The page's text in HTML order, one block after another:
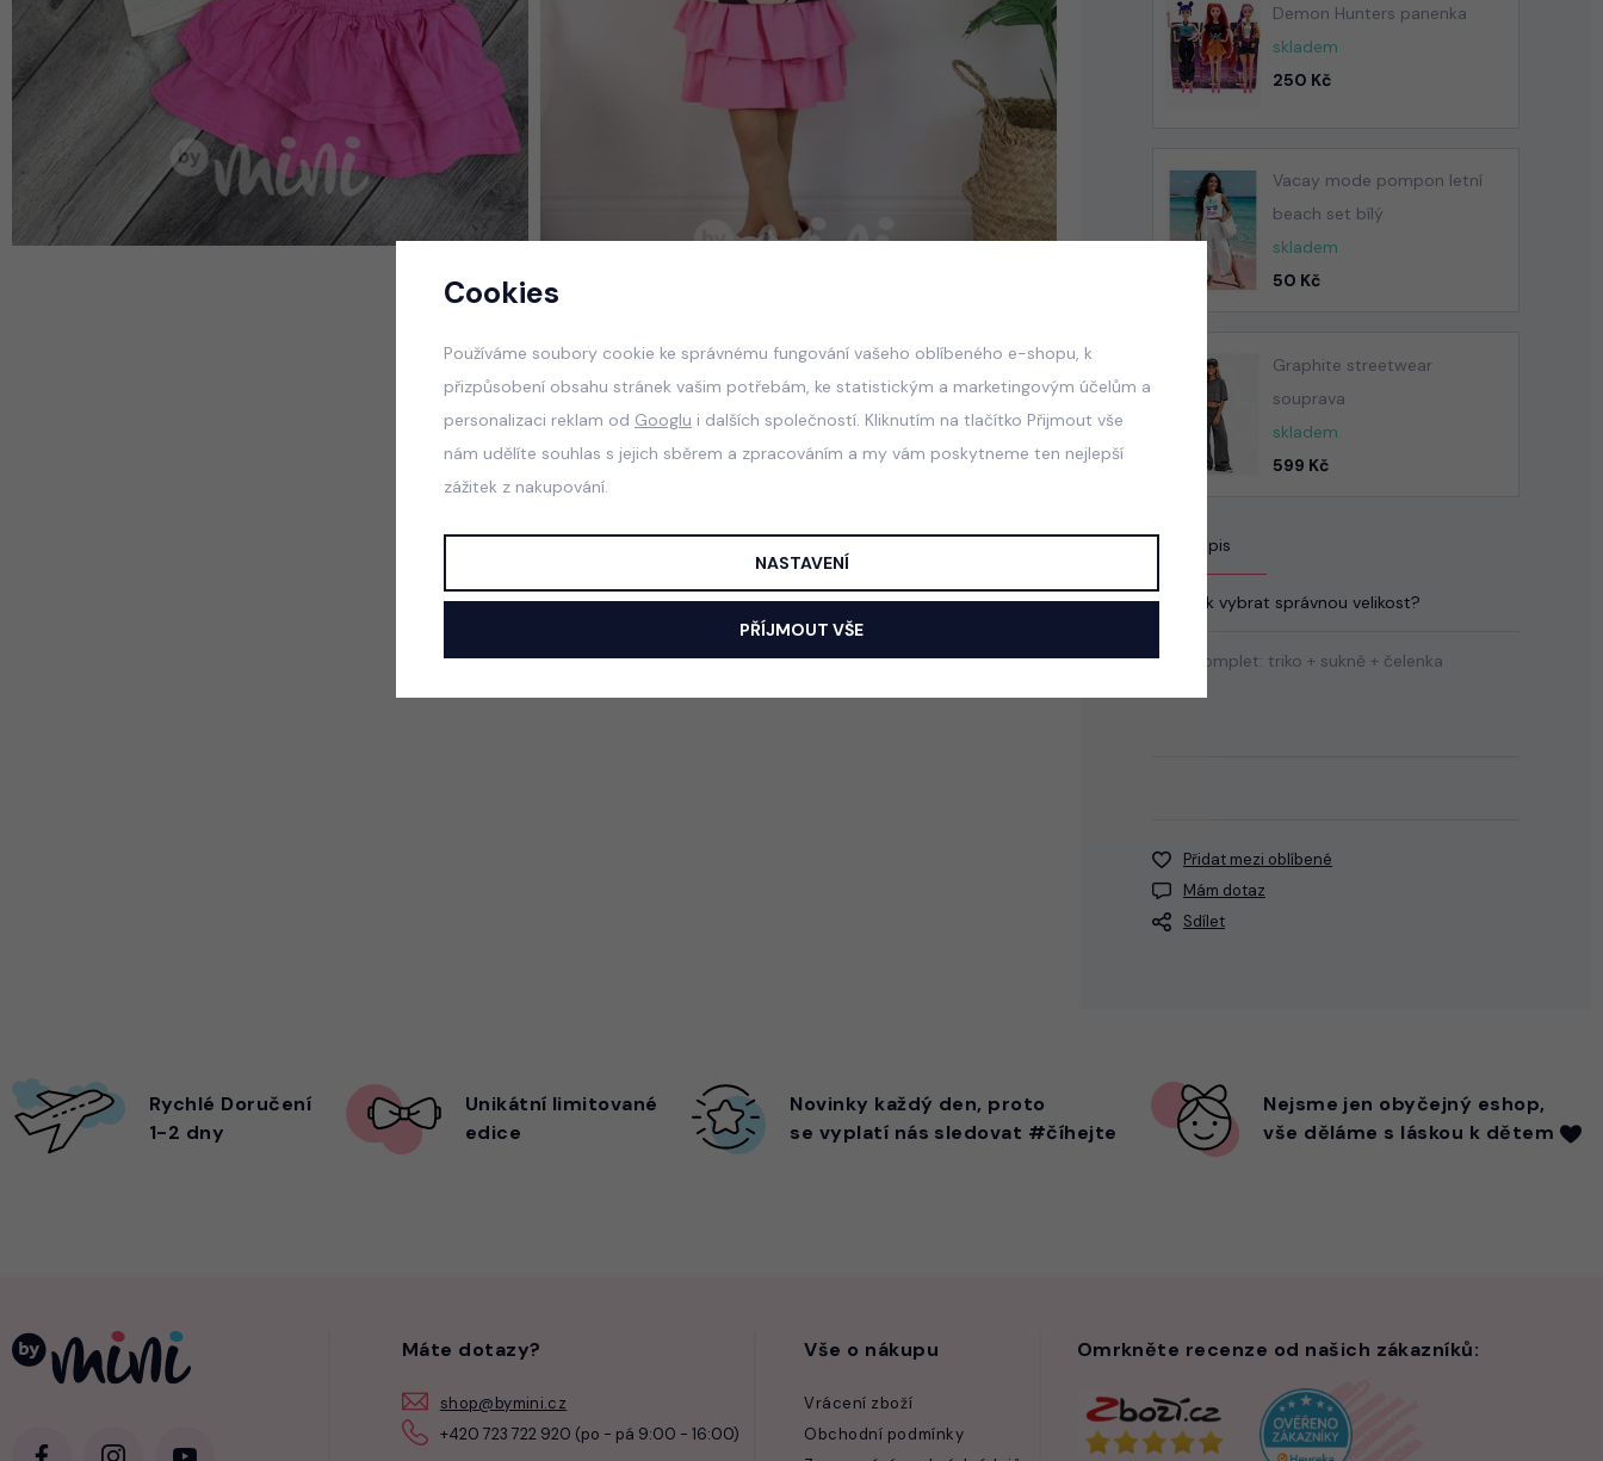
Demon Hunters panenka
skladem
250 Kč
Vacay mode pompon letní
beach set bílý
skladem
50 Kč
Graphite streetwear
souprava
skladem
599 Kč
Popis
Jak vybrat správnou velikost?
Letní komplet: triko + sukně + čelenka
Přidat mezi oblíbené
Mám dotaz
Sdílet
Rychlé Doručení
1-2 dny
Unikátní limitované
edice
Novinky každý den, proto
se vyplatí nás sledovat #číhejte
Nejsme jen obyčejný eshop,
vše děláme s láskou k dětem
Máte dotazy?
shop@bymini.cz
+420 723 722 920 (po - pá 9:00 - 16:00)
Vše o nákupu
Vrácení zboží
Obchodní podmínky
Omrkněte recenze od našich zákazníků:
Cookies
Používáme soubory cookie ke správnému fungování vašeho oblíbeného e-shopu, k
přizpůsobení obsahu stránek vašim potřebám, ke statistickým a marketingovým účelům a
personalizaci reklam od Googlu i dalších společností. Kliknutím na tlačítko Přijmout vše
nám udělíte souhlas s jejich sběrem a zpracováním a my vám poskytneme ten nejlepší
zážitek z nakupování.
NASTAVENÍ
PŘÍJMOUT VŠE